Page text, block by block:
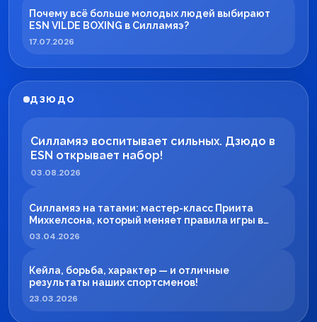
Почему всё больше молодых людей выбирают
ESN VILDE BOXING в Силламяэ?
17.07.2026
ДЗЮДО
Силламяэ воспитывает сильных. Дзюдо в
ESN открывает набор!
03.08.2026
Силламяэ на татами: мастер-класс Приита
Михкелсона, который меняет правила игры в
регионе
03.04.2026
Кейла, борьба, характер — и отличные
результаты наших спортсменов!
23.03.2026